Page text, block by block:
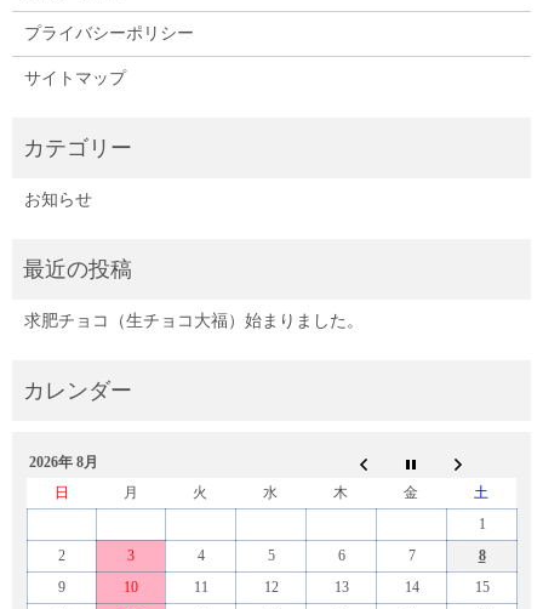
プライバシーポリシー
サイトマップ
お知らせ
求肥チョコ（生チョコ大福）始まりました。
2026年 8月
日
月 火 水 木 金
土
1
2
3 4 5 6 7
8
9
10 11 12 13 14
15